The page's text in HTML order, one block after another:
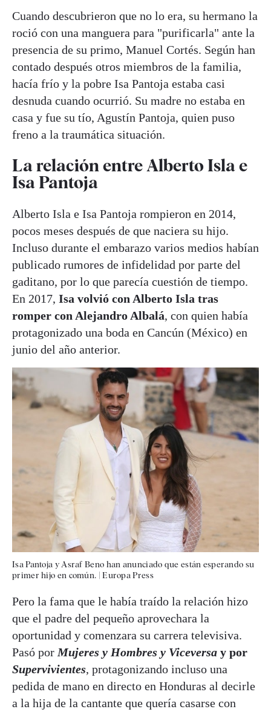
Cuando descubrieron que no lo era, su hermano la
roció con una manguera para "purificarla" ante la
presencia de su primo, Manuel Cortés. Según han
contado después otros miembros de la familia,
hacía frío y la pobre Isa Pantoja estaba casi
desnuda cuando ocurrió. Su madre no estaba en
casa y fue su tío, Agustín Pantoja, quien puso
freno a la traumática situación.
La relación entre Alberto Isla e
Isa Pantoja
Alberto Isla e Isa Pantoja rompieron en 2014,
pocos meses después de que naciera su hijo.
Incluso durante el embarazo varios medios habían
publicado rumores de infidelidad por parte del
gaditano, por lo que parecía cuestión de tiempo.
En 2017, Isa volvió con Alberto Isla tras
romper con Alejandro Albalá, con quien había
protagonizado una boda en Cancún (México) en
junio del año anterior.
Isa Pantoja y Asraf Beno han anunciado que están esperando su
primer hijo en común. |Europa Press
Pero la fama que le había traído la relación hizo
que el padre del pequeño aprovechara la
oportunidad y comenzara su carrera televisiva.
Pasó por Mujeres y Hombres y Viceversa y por
Supervivientes, protagonizando incluso una
pedida de mano en directo en Honduras al decirle
a la hija de la cantante que quería casarse con